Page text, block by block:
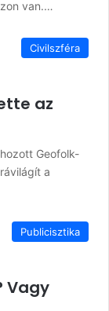
van.…
Civilszféra
az
Geofolk-
a
Publicisztika
Vagy